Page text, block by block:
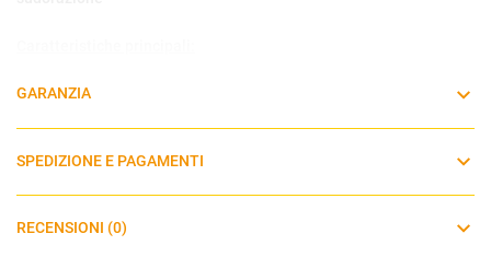
Dalla nascita fino a 24 mesi (40-87 cm; 13 Kg massimo)
con un click(abbinato allaBase G da acquistare
separatamente
GARANZIA
SPEDIZIONE E PAGAMENTI
RECENSIONI (0)